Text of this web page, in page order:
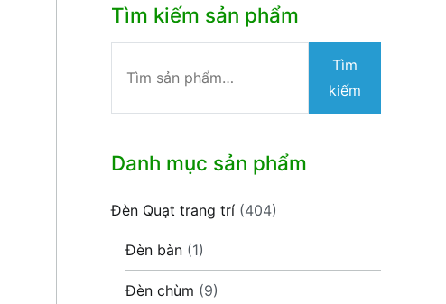
Tìm kiếm sản phẩm
kiếm:
Tìm
kiếm
Danh mục sản phẩm
Đèn Quạt trang trí (404)
Đèn bàn (1)
Đèn chùm (9)